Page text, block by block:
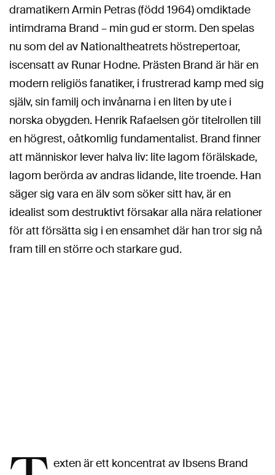
dramatikern Armin Petras (född 1964) omdiktade
intimdrama Brand – min gud er storm. Den spelas
nu som del av Nationaltheatrets höstrepertoar,
iscensatt av Runar Hodne. Prästen Brand är här en
modern religiös fanatiker, i frustrerad kamp med sig
själv, sin familj och invånarna i en liten by ute i
norska obygden. Henrik Rafaelsen gör titelrollen till
en högrest, oåtkomlig fundamentalist. Brand finner
att människor lever halva liv: lite lagom förälskade,
lagom berörda av andras lidande, lite troende. Han
säger sig vara en älv som söker sitt hav, är en
idealist som destruktivt försakar alla nära relationer
för att försätta sig i en ensamhet där han tror sig nå
fram till en större och starkare gud.
exten är ett koncentrat av Ibsens Brand